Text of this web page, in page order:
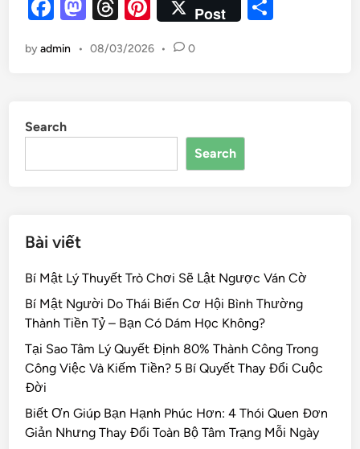
F
c
o
o
M
to
n
T
e
s
Pi
er
Post
byadmin • 08/03/2026 • 0
Search
Search
Bài viết
Bí Mật Lý Thuyết Trò Chơi Sẽ Lật Ngược Ván Cờ
Bí Mật Người Do Thái Biến Cơ Hội Bình Thường
Thành Tiền Tỷ – Bạn Có Dám Học Không?
Tại Sao Tâm Lý Quyết Định 80% Thành Công Trong
Công Việc Và Kiếm Tiền? 5 Bí Quyết Thay Đổi Cuộc
Đời
Biết Ơn Giúp Bạn Hạnh Phúc Hơn: 4 Thói Quen Đơn
Giản Nhưng Thay Đổi Toàn Bộ Tâm Trạng Mỗi Ngày